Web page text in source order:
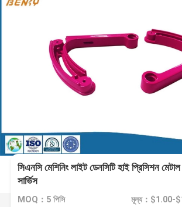
সিএনসি মেশিনিং লাইট ডেনসিটি হাই প্রিসিশন
সার্ভিস
MOQ：5 পিসি মূল্য：$1.00-